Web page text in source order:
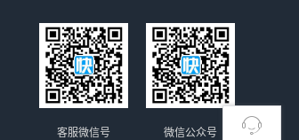
微信公众号
客服微信号